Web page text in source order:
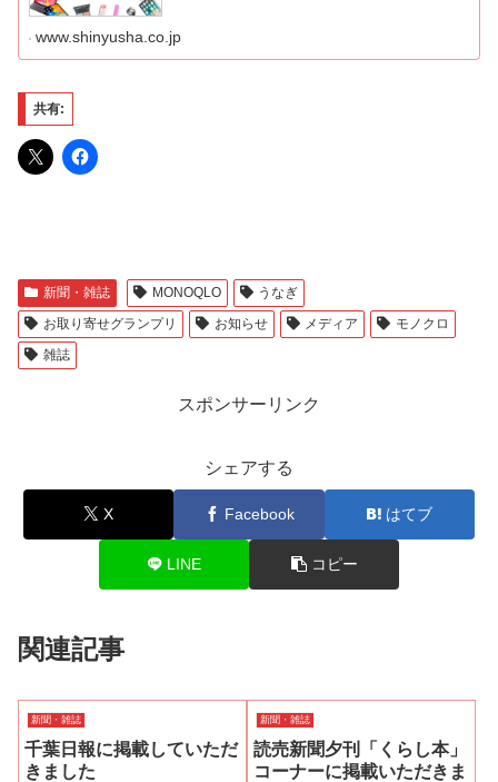
www.shinyusha.co.jp
共有:
新聞・雑誌 MONOQLO
うなぎ
お取り寄せグランプリ
お知らせ メディア
モノクロ
雑誌
スポンサーリンク
シェアする
X Facebook はてブ
LINE コピー
関連記事
新聞・雑誌
千葉日報に掲載していただ
きました
新聞・雑誌
読売新聞夕刊「くらし本」
コーナーに掲載いただきま